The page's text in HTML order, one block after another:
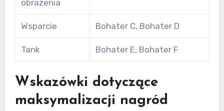
obrażenia
Wsparcie Bohater C, Bohater D
Tank Bohater E, Bohater F
Wskazówki dotyczące
maksymalizacji nagród